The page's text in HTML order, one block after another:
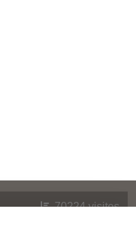
70224visites